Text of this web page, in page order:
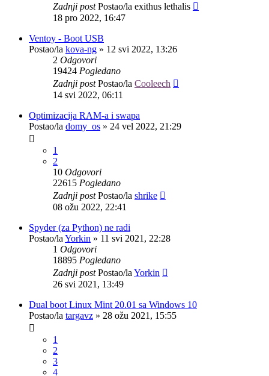
Zadnji postPostao/la exithus lethalis
18 pro 2022, 16:47
Ventoy - Boot USB
Postao/la kova-ng » 12 svi 2022, 13:26
2 Odgovori
19424 Pogledano
Zadnji postPostao/la Cooleech
14 svi 2022, 06:11
Optimizacija RAM-a i swapa
Postao/la domy_os » 24 vel 2022, 21:29
1
2
10 Odgovori
22615 Pogledano
Zadnji postPostao/la shrike
08 ožu 2022, 22:41
Spyder (za Python) ne radi
Postao/la Yorkin » 11 svi 2021, 22:28
1 Odgovori
18895 Pogledano
Zadnji postPostao/la Yorkin
26 svi 2021, 13:49
Dual boot Linux Mint 20.01 sa Windows 10
Postao/la targavz » 28 ožu 2021, 15:55
1
2
3
4